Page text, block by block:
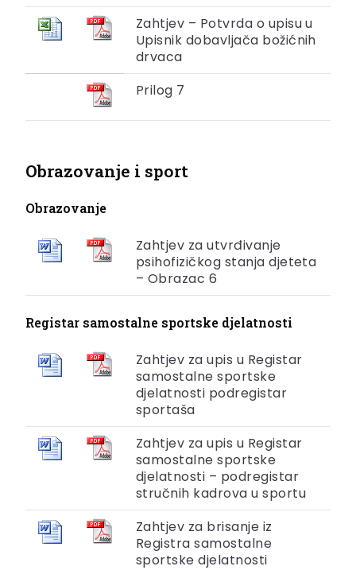
Zahtjev – Potvrda o upisu u
Upisnik dobavljača božićnih
drvaca
Prilog 7
Obrazovanje i sport
Obrazovanje
Zahtjev za utvrđivanje
psihofizičkog stanja djeteta
– Obrazac 6
Registar samostalne sportske djelatnosti
Zahtjev za upis u Registar
samostalne sportske
djelatnosti podregistar
sportaša
Zahtjev za upis u Registar
samostalne sportske
djelatnosti – podregistar
stručnih kadrova u sportu
Zahtjev za brisanje iz
Registra samostalne
sportske djelatnosti